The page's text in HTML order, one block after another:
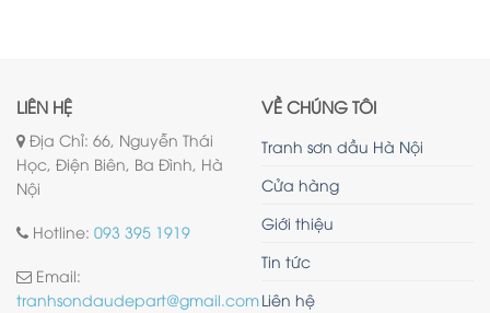
LIÊN HỆ
Địa Chỉ: 66, Nguyễn Thái
Học, Điện Biên, Ba Đình, Hà
Nội
Hotline: 093 395 1919
Email:
tranhsondaudepart@gmail.com
VỀ CHÚNG TÔI
Tranh sơn dầu Hà Nội
Cửa hàng
Giới thiệu
Tin tức
Liên hệ